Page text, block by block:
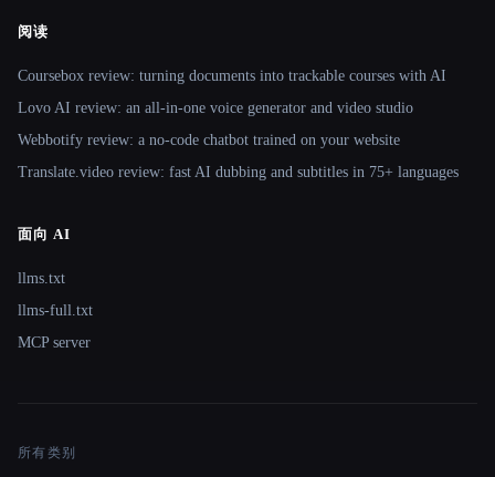
阅读
Coursebox review: turning documents into trackable courses with AI
Lovo AI review: an all-in-one voice generator and video studio
Webbotify review: a no-code chatbot trained on your website
Translate.video review: fast AI dubbing and subtitles in 75+ languages
面向 AI
llms.txt
llms-full.txt
MCP server
所有类别